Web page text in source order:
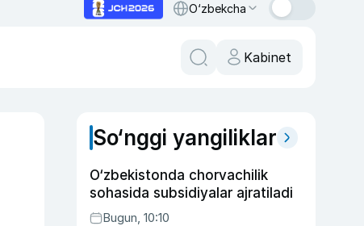
O‘zbekcha
Kabinet
So‘nggi yangiliklar
O‘zbekistonda chorvachilik
sohasida subsidiyalar ajratiladi
Bugun, 10:10